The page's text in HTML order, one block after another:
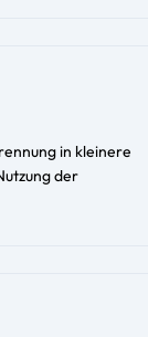
in kleinere
der